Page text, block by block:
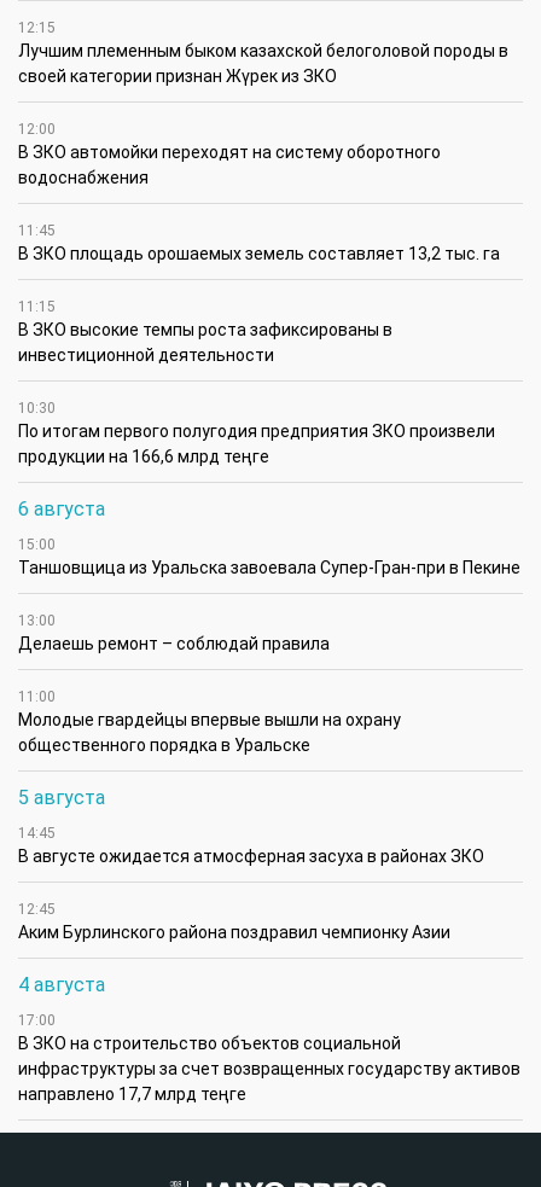
12:15
Лучшим племенным быком казахской белоголовой породы в
своей категории признан Жүрек из ЗКО
12:00
В ЗКО автомойки переходят на систему оборотного
водоснабжения
11:45
В ЗКО площадь орошаемых земель составляет 13,2 тыс. га
11:15
В ЗКО высокие темпы роста зафиксированы в
инвестиционной деятельности
10:30
По итогам первого полугодия предприятия ЗКО произвели
продукции на 166,6 млрд теңге
6 августа
15:00
Таншовщица из Уральска завоевала Супер-Гран-при в Пекине
13:00
Делаешь ремонт – соблюдай правила
11:00
Молодые гвардейцы впервые вышли на охрану
общественного порядка в Уральске
5 августа
14:45
В августе ожидается атмосферная засуха в районах ЗКО
12:45
Аким Бурлинского района поздравил чемпионку Азии
4 августа
17:00
В ЗКО на строительство объектов социальной
инфраструктуры за счет возвращенных государству активов
направлено 17,7 млрд теңге